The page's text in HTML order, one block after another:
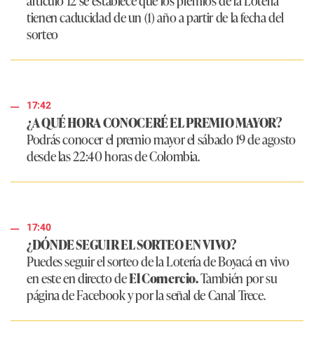
tienen caducidad de un (1) año a partir de la fecha del
sorteo
17:42
¿A QUÉ HORA CONOCERÉ EL PREMIO MAYOR?
Podrás conocer el premio mayor el sábado 19 de agosto
desde las 22:40 horas de Colombia.
17:40
¿DÓNDE SEGUIR EL SORTEO EN VIVO?
Puedes seguir el sorteo de la Lotería de Boyacá en vivo
en este en directo deEl Comercio.También por su
página de Facebook y por la señal de Canal Trece.